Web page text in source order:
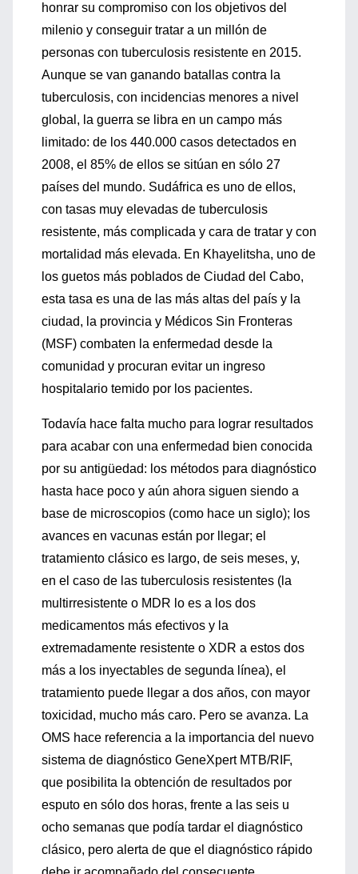
honrar su compromiso con los objetivos del
milenio y conseguir tratar a un millón de
personas con tuberculosis resistente en 2015.
Aunque se van ganando batallas contra la
tuberculosis, con incidencias menores a nivel
global, la guerra se libra en un campo más
limitado: de los 440.000 casos detectados en
2008, el 85% de ellos se sitúan en sólo 27
países del mundo. Sudáfrica es uno de ellos,
con tasas muy elevadas de tuberculosis
resistente, más complicada y cara de tratar y con
mortalidad más elevada. En Khayelitsha, uno de
los guetos más poblados de Ciudad del Cabo,
esta tasa es una de las más altas del país y la
ciudad, la provincia y Médicos Sin Fronteras
(MSF) combaten la enfermedad desde la
comunidad y procuran evitar un ingreso
hospitalario temido por los pacientes.
Todavía hace falta mucho para lograr resultados
para acabar con una enfermedad bien conocida
por su antigüedad: los métodos para diagnóstico
hasta hace poco y aún ahora siguen siendo a
base de microscopios (como hace un siglo); los
avances en vacunas están por llegar; el
tratamiento clásico es largo, de seis meses, y,
en el caso de las tuberculosis resistentes (la
multirresistente o MDR lo es a los dos
medicamentos más efectivos y la
extremadamente resistente o XDR a estos dos
más a los inyectables de segunda línea), el
tratamiento puede llegar a dos años, con mayor
toxicidad, mucho más caro. Pero se avanza. La
OMS hace referencia a la importancia del nuevo
sistema de diagnóstico GeneXpert MTB/RIF,
que posibilita la obtención de resultados por
esputo en sólo dos horas, frente a las seis u
ocho semanas que podía tardar el diagnóstico
clásico, pero alerta de que el diagnóstico rápido